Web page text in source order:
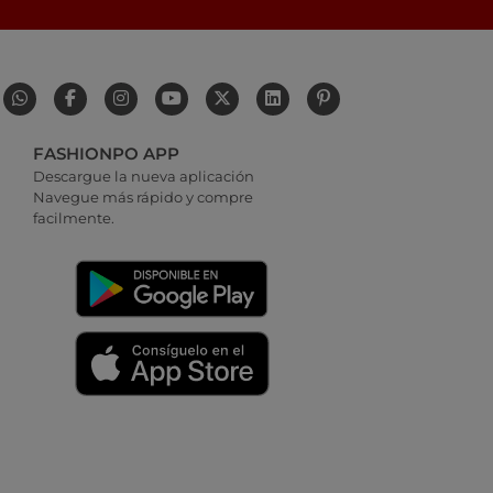
FASHIONPO APP
Descargue la nueva aplicación
Navegue más rápido y compre
facilmente.